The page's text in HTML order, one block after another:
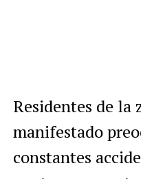
Residentes de la
manifestado
constantes